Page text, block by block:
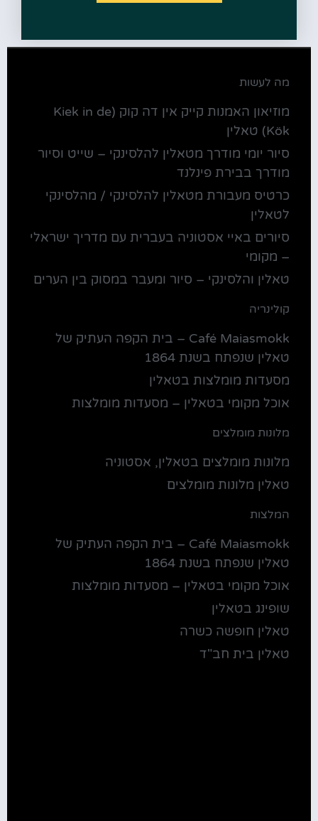
מה לעשות
מוזיאון האמנות קייק אין דה קוק (Kiek in de
Kök) טאלין
סיור יומי מודרך מטאלין להלסינקי – שייט וסיור
מודרך בבירת פינלנד
כרטיס מעבורת מטאלין להלסינקי / מהלסינקי
לטאלין
סיורים באיי אסטוניה בעברית עם מדריך ישראלי
– מקומי
טאלין והלסינקי – סיור ומעבר במסוק בין הערים
קולינריה
Café Maiasmokk – בית הקפה העתיק של
טאלין שנפתח בשנת 1864
מסעדות מומלצות בטאלין
אוכל מקומי בטאלין – מסעדות מומלצות
מלונות מומלצים
מלונות מומלצים בטאלין, אסטוניה
טאלין מלונות מומלצים
המלצות
Café Maiasmokk – בית הקפה העתיק של
טאלין שנפתח בשנת 1864
אוכל מקומי בטאלין – מסעדות מומלצות
שופינג בטאלין
טאלין חופשה כשרה
טאלין בית חב"ד